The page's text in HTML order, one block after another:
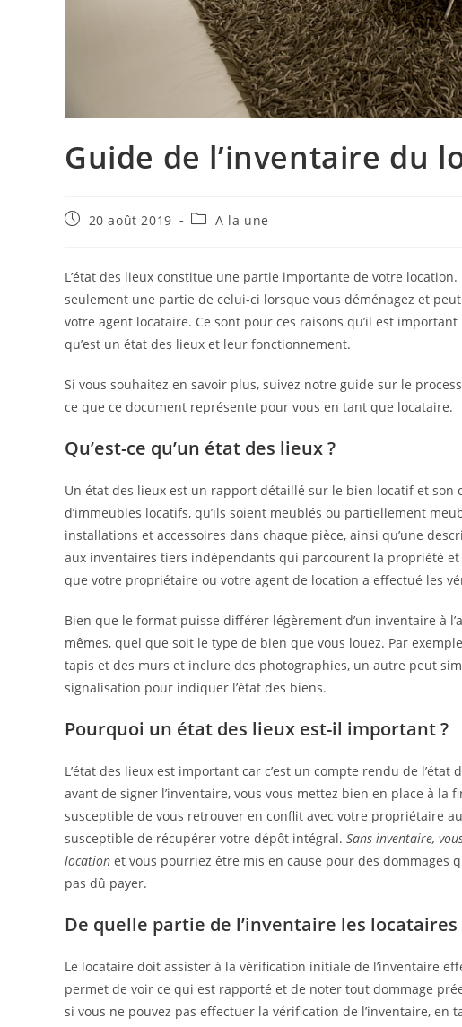
Guide de l’inventaire du
Publication
20 août 2019
PostA la une
L’état des lieux constitue une partie importante de votre
seulement une partie de celui-ci lorsque vous déménagez et
votre agent locataire. Ce sont pour ces raisons qu’il est
qu’est un état des lieux et leur fonctionnement.
Si vous souhaitez en savoir plus, suivez notre guide sur le
ce que ce document représente pour vous en tant que locataire.
Qu’est-ce qu’un état des lieux ?
Un état des lieux est un rapport détaillé sur le bien locatif et son
d’immeubles locatifs, qu’ils soient meublés ou partiellement
installations et accessoires dans chaque pièce, ainsi qu’une
aux inventaires tiers indépendants qui parcourent la propriété
que votre propriétaire ou votre agent de location a effectué les
Bien que le format puisse différer légèrement d’un inventaire à
mêmes, quel que soit le type de bien que vous louez. Par
tapis et des murs et inclure des photographies, un autre peut
signalisation pour indiquer l’état des biens.
Pourquoi un état des lieux est-il important ?
L’état des lieux est important car c’est un compte rendu de
avant de signer l’inventaire, vous vous mettez bien en place à la
susceptible de vous retrouver en conflit avec votre propriétaire
susceptible de récupérer votre dépôt intégral. Sans inventaire,
location et vous pourriez être mis en cause pour des dommages
pas dû payer.
De quelle partie de l’inventaire les
Le locataire doit assister à la vérification initiale de l’inventaire
permet de voir ce qui est rapporté et de noter tout dommage
si vous ne pouvez pas effectuer la vérification de l’inventaire, en